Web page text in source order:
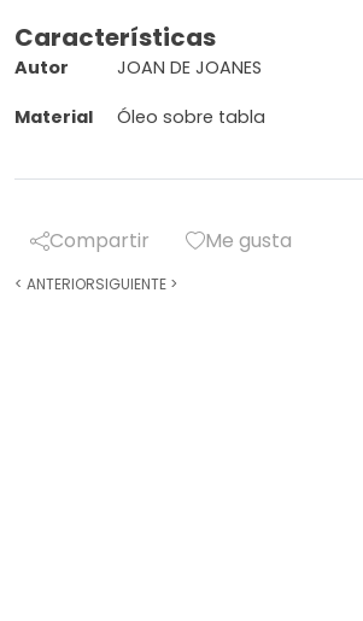
Características
Autor JOAN DE JOANES
Material Óleo sobre tabla
Compartir Me gusta
< ANTERIORSIGUIENTE >